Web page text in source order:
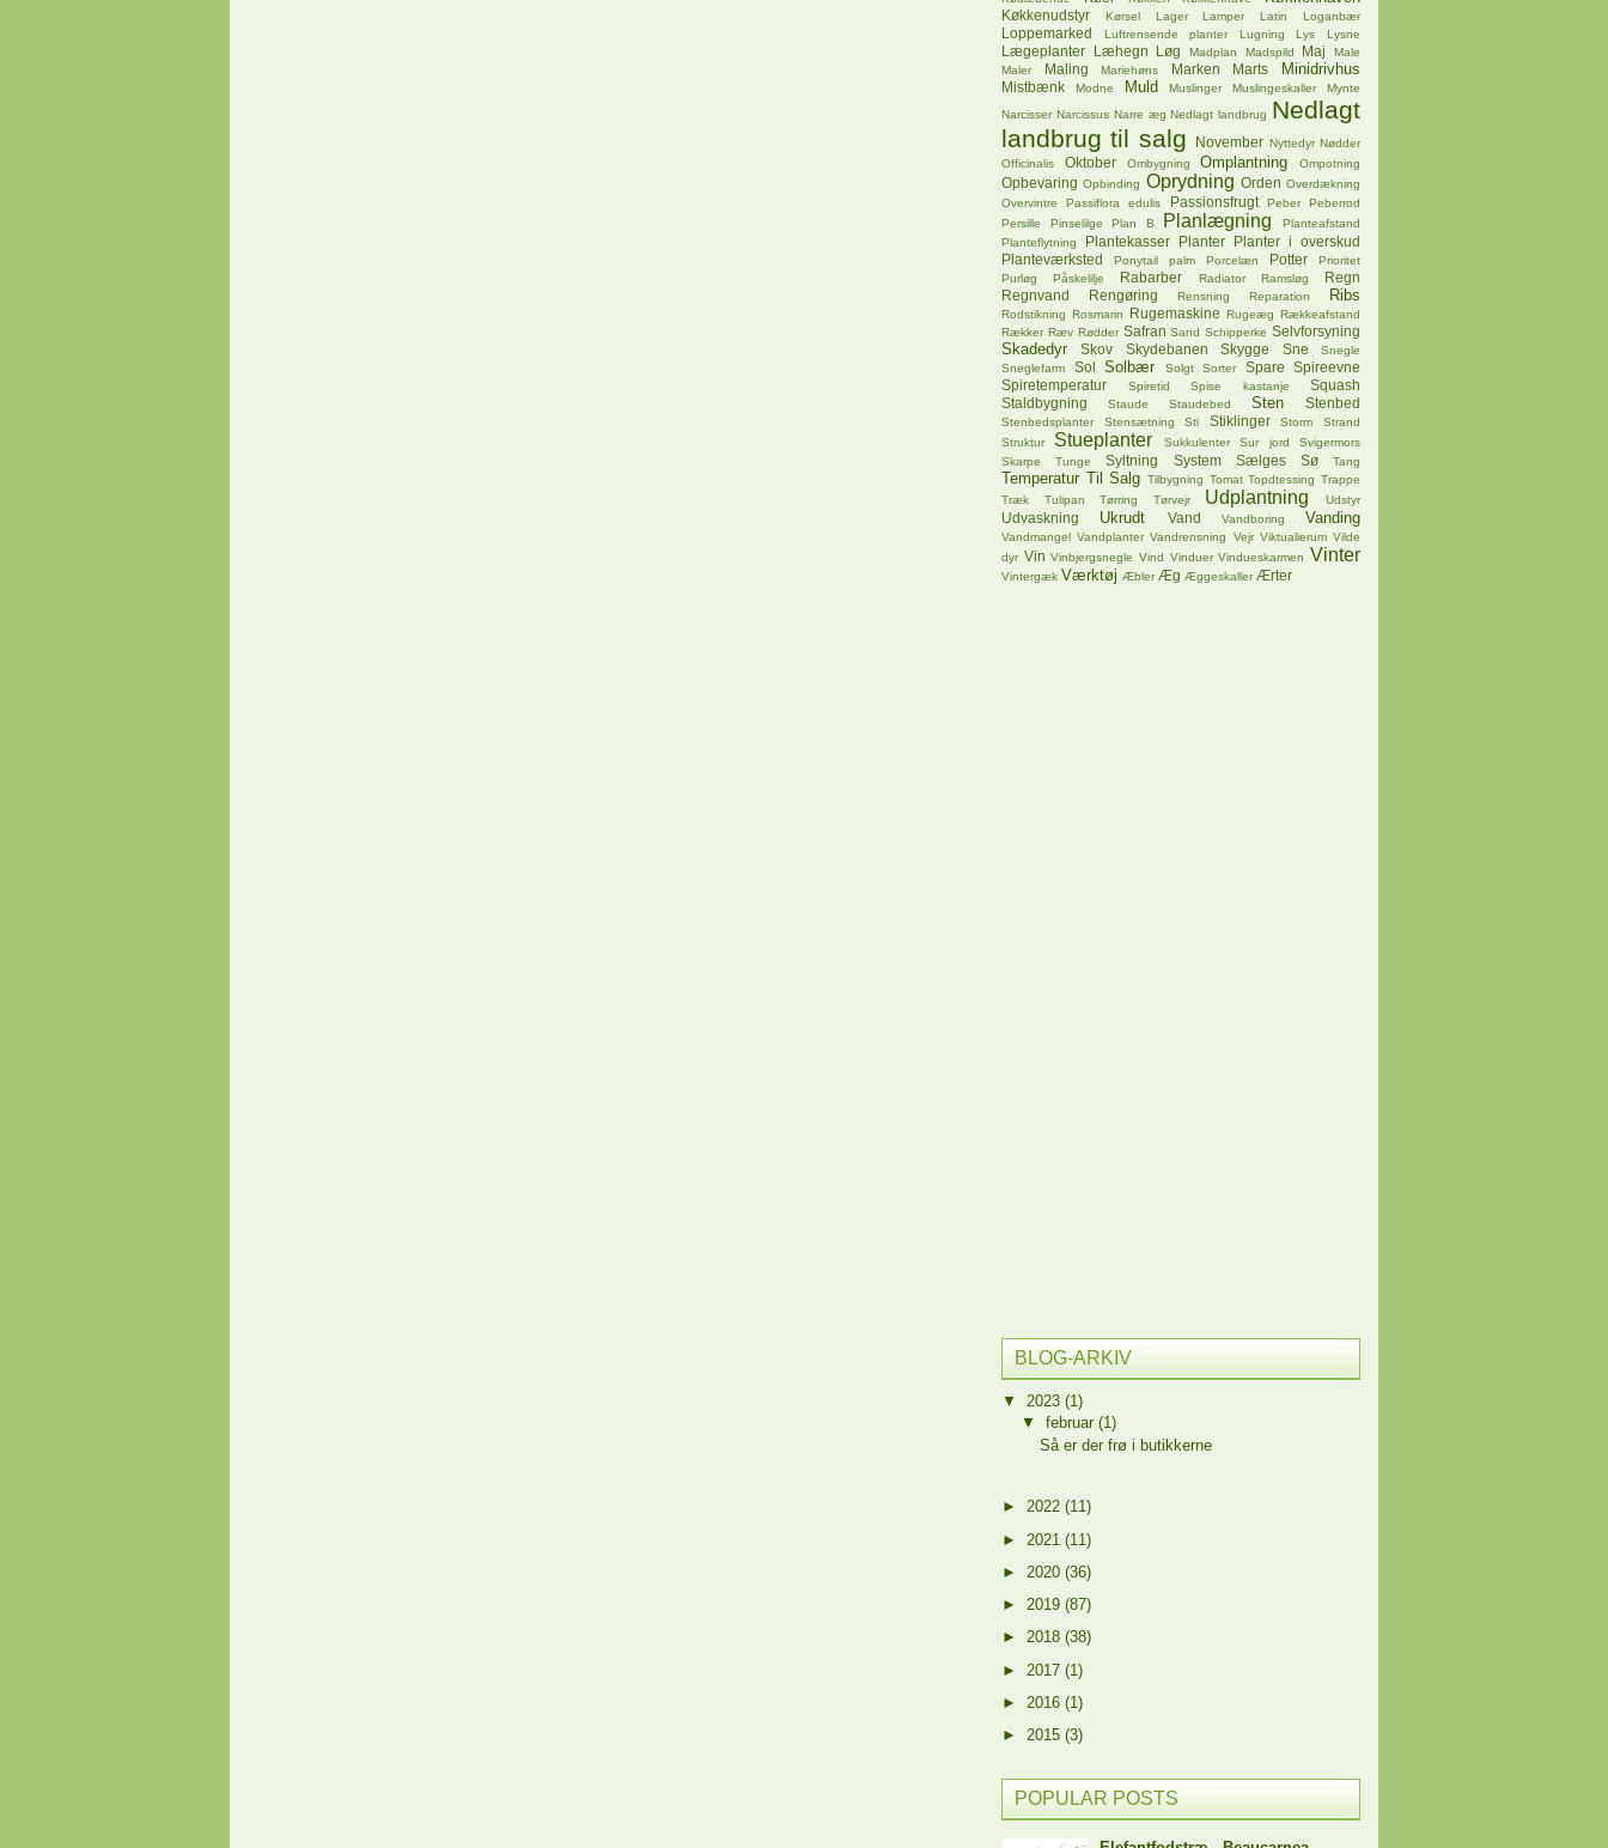
Køkkenudstyr Kørsel Lager Lamper Latin Loganbær
Loppemarked Luftrensende planter Lugning Lys Lysne
Lægeplanter Læhegn Løg Madplan Madspild Maj
Male
Maler
Maling Mariehøns Marken Marts Minidrivhus
Mistbænk Modne Muld Muslinger Muslingeskaller
Mynte
Narcisser Narcissus Narre æg Nedlagt landbrug Nedlagt
landbrug til salg
November Nyttedyr Nødder
Officinalis
Oktober Ombygning Omplantning Ompotning
Opbevaring Opbinding Oprydning Orden Overdækning
Overvintre
Passiflora edulis Passionsfrugt Peber
Peberrod
Persille
Pinselilge Plan B Planlægning
Planteafstand
Planteflytning
Plantekasser Planter
Planter i overskud
Planteværksted
Ponytail palm Porcelæn Potter
Prioritet
Purløg
Påskelilje Rabarber Radiator Ramsløg
Regn
Regnvand
Rengøring Rensning Reparation Ribs
Rodstikning Rosmarin Rugemaskine Rugeæg Rækkeafstand
Rækker Ræv Rødder Safran Sand Schipperke Selvforsyning
Skadedyr Skov Skydebanen Skygge Sne
Snegle
Sneglefarm
Sol Solbær Solgt Sorter Spare
Spireevne
Spiretemperatur
Spiretid Spise kastanje
Squash
Staldbygning
Staude Staudebed Sten Stenbed
Stenbedsplanter Stensætning Sti Stiklinger Storm
Strand
Struktur
Stueplanter Sukkulenter Sur jord
Svigermors
Skarpe Tunge
Syltning System Sælges Sø Tang
Temperatur Til Salg Tilbygning Tomat Topdtessing Trappe
Træk
Tulipan Tørring Tørvejr Udplantning Udstyr
Udvaskning Ukrudt Vand Vandboring Vanding
Vandmangel Vandplanter Vandrensning Vejr Viktualierum Vilde
dyr Vin Vinbjergsnegle Vind Vinduer Vindueskarmen Vinter
Vintergæk Værktøj Æbler Æg Æggeskaller Ærter
BLOG-ARKIV
▼ 2023 (1)
▼ februar (1)
Så er der frø i butikkerne
► 2022 (11)
► 2021 (11)
► 2020 (36)
► 2019 (87)
► 2018 (38)
► 2017 (1)
► 2016 (1)
► 2015 (3)
POPULAR POSTS